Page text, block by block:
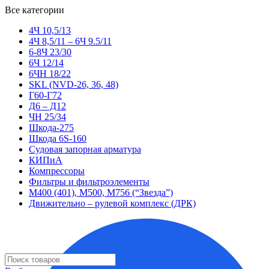
Все категории
4Ч 10,5/13
4Ч 8,5/11 – 6Ч 9.5/11
6-8Ч 23/30
6Ч 12/14
6ЧН 18/22
SKL (NVD-26, 36, 48)
Г60-Г72
Д6 – Д12
ЧН 25/34
Шкода-275
Шкода 6S-160
Судовая запорная арматура
КИПиА
Компрессоры
Фильтры и фильтроэлементы
М400 (401), М500, М756 (“Звезда”)
Движительно – рулевой комплекс (ДРК)